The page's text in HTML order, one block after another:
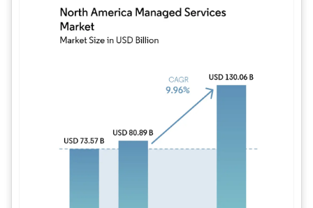
Imagen © Mordor Intelligence. El uso